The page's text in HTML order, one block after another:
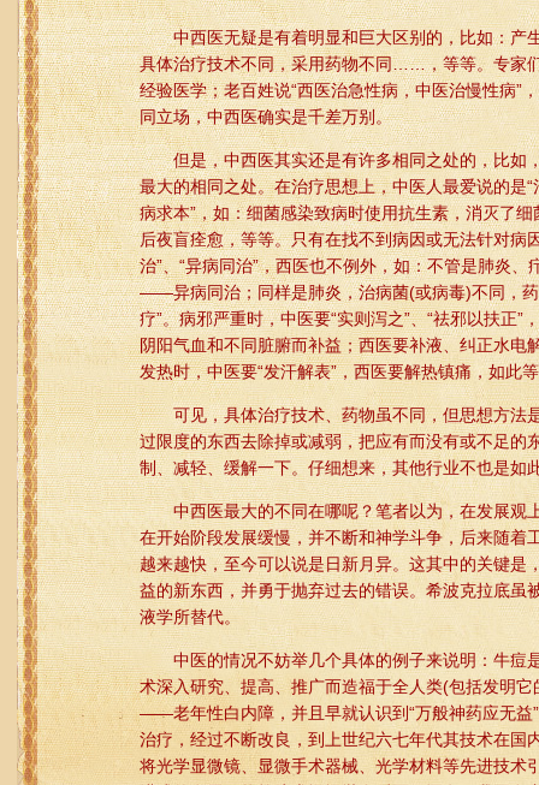
中西医无疑是有着明显和巨大区别的，比如：产生
具体治疗技术不同，采用药物不同……，等等。专家
经验医学；老百姓说“西医治急性病，中医治慢性病
同立场，中西医确实是千差万别。
但是，中西医其实还是有许多相同之处的，比如，
最大的相同之处。在治疗思想上，中医人最爱说的是
病求本”，如：细菌感染致病时使用抗生素，消灭了
后夜盲痊愈，等等。只有在找不到病因或无法针对病
治”、“异病同治”，西医也不例外，如：不管是肺炎
——异病同治；同样是肺炎，治病菌(或病毒)不同，
疗”。病邪严重时，中医要“实则泻之”、“祛邪以扶正
阴阳气血和不同脏腑而补益；西医要补液、纠正水
发热时，中医要“发汗解表”，西医要解热镇痛，如此
可见，具体治疗技术、药物虽不同，但思想方法是
过限度的东西去除掉或减弱，把应有而没有或不足
制、减轻、缓解一下。仔细想来，其他行业不也是如
中西医最大的不同在哪呢？笔者以为，在发展观上
在开始阶段发展缓慢，并不断和神学斗争，后来随
越来越快，至今可以说是日新月异。这其中的关键
益的新东西，并勇于抛弃过去的错误。希波克拉底虽
液学所替代。
中医的情况不妨举几个具体的例子来说明：牛痘
术深入研究、提高、推广而造福于全人类(包括发明
——老年性白内障，并且早就认识到“万般神药应无益
治疗，经过不断改良，到上世纪六七年代其技术在
将光学显微镜、显微手术器械、光学材料等先进技